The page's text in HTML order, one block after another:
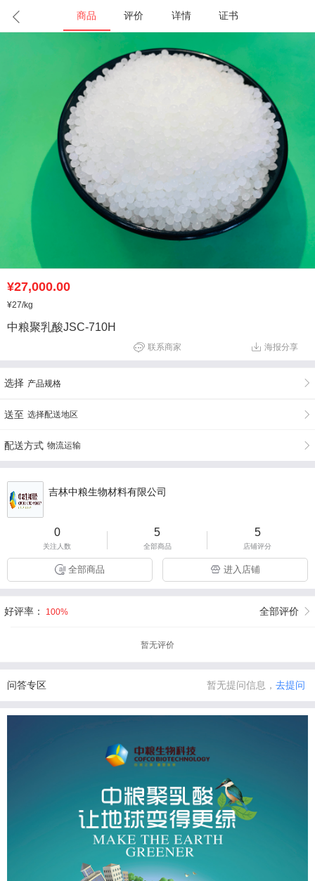
商品 评价 详情 证书
¥27,000.00
¥27/kg
中粮聚乳酸JSC-710H
联系商家 海报分享
选择 产品规格
送至 选择配送地区
配送方式 物流运输
吉林中粮生物材料有限公司
0
关注人数
5
全部商品
5
店铺评分
全部商品 进入店铺
好评率： 100% 全部评价
暂无评价
问答专区 暂无提问信息， 去提问